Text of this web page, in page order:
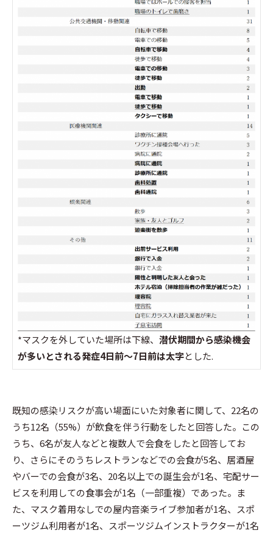
*マスクを外していた場所は下線、 潜伏期間から感染機会
が多いとされる発症4日前～7日前は太字とした.
既知の感染リスクが高い場面にいた対象者に関して、22名の
うち12名（55%）が飲食を伴う行動をしたと回答した。この
うち、6名が友人などと複数人で会食をしたと回答してお
り、さらにそのうちレストランなどでの会食が5名、居酒屋
やバーでの会食が3名、20名以上での誕生会が1名、宅配サー
ビスを利用しての食事会が1名（一部重複）であった。ま
た、マスク着用なしでの屋内音楽ライブ参加者が1名、スポ
ーツジム利用者が1名、スポーツジムインストラクターが1名